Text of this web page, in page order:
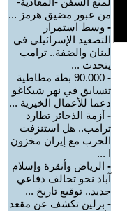
من عبور مضيق هرمز ...
- وسط استمرار
التصعيد الإسرائيلي في
لبنان والضفة.. ترامب
يتحدث ...
-
90.000 بطة مطاطية
تتسابق في نهر شيكاغو
دعما للأعمال الخيرية ...
- أزمة الذخائر تطارد
ترامب.. هل استنزفت
الحرب مع إيران مخزون
ا ...
- الرياض وأنقرة وإسلام
آباد نحو تحالف دفاعي
جديد.. توقيع تاريخ ...
- برلين تكشف عن مقعد